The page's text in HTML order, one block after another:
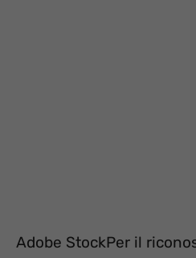
Adobe StockPer il